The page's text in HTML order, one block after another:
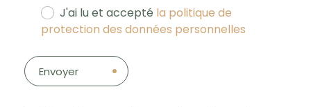
J'ai lu et accepté la politique de
protection des données personnelles
Envoyer